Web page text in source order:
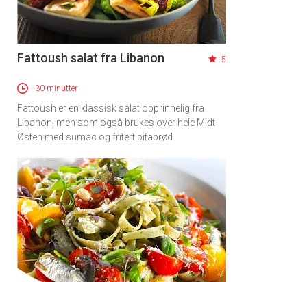
Fattoush salat fra Libanon 5
30 minutter
Fattoush er en klassisk salat opprinnelig fra
Libanon, men som også brukes over hele Midt-
Østen med sumac og fritert pitabrød